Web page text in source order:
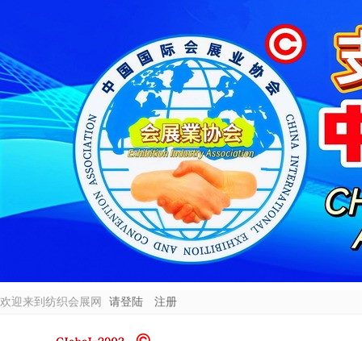
欢迎来到纺织会展网 请登陆 注册